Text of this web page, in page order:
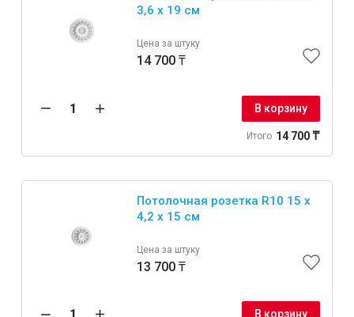
3,6 x 19 см
Цена за штуку
14 700 ₸
В корзину
Итого 14 700 ₸
Потолочная розетка R10 15 x
4,2 x 15 см
Цена за штуку
13 700 ₸
В корзину